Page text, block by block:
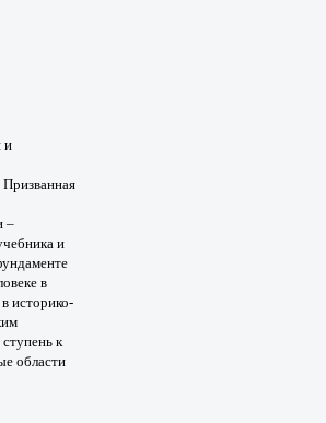
и
Призванная
–
и
в
историко-
к
области